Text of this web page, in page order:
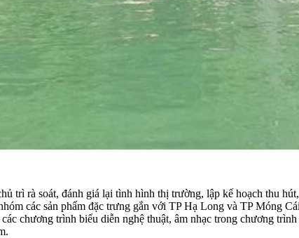
trì rà soát, đánh giá lại tình hình thị trường, lập kế hoạch thu
các sản phẩm đặc trưng gắn với TP Hạ Long và TP Móng
chương trình biểu diễn nghệ thuật, âm nhạc trong chương